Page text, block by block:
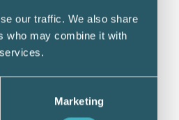
our traffic. We also share
who may combine it with
Marketing
en